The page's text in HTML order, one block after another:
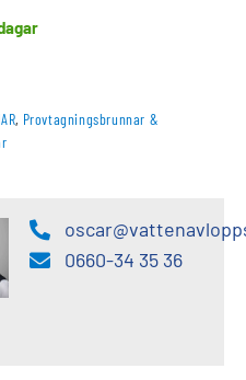
, Provtagningsbrunnar &
0660-34 35 36